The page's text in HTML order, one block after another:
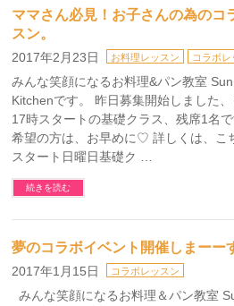
ママさん必見！お子さんの為のコ
スン。
2017年2月23日 お料理レッスン コラボレ
みんな笑顔になるお料理&パン教室
Kitchenです。 昨日募集開始しました、
17時スタートの基礎クラス、残席1名
希望の方は、お早めに♡ 詳しくは、こ
スタート日曜日基礎ク …
続きを読む
夢のコラボイベント開催しまーー
2017年1月15日 コラボレッスン
みんな笑顔になるお料理＆パン教室